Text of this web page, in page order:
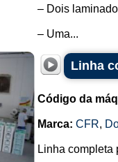
– Dois
– Uma...
Linha
Código da
Marca: CFR,
Linha completa